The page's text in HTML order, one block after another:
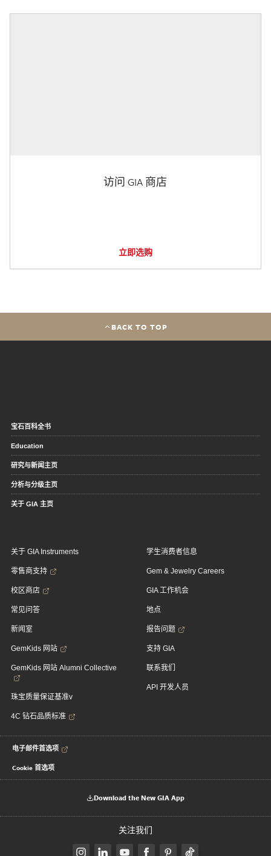
访问 GIA 商店
立即选购
BACK TO TOP
宝石百科全书
Education
研究与新闻主页
分析与分级主页
关于 GIA 主页
关于 GIA Instruments
零售商支持
校区商店
常见问答
新闻室
GemKids 网站
GemKids 网站 Alumni Collective
珠宝质量保证基准v
4C 钻石品质标准
学生消费者信息
Gem & Jewelry Careers
GIA 工作机会
地点
报告问题
支持 GIA
联系我们
API 开发人员
电子邮件首选项
Cookie 首选项
Download the New GIA App
关注我们